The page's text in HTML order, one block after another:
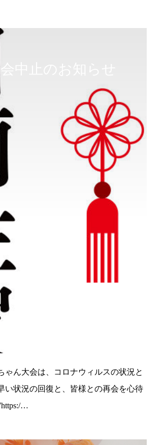
中止のお知らせ
ゃん大会は、コロナウィルスの状況と
い状況の回復と、皆様との再会を心待
…